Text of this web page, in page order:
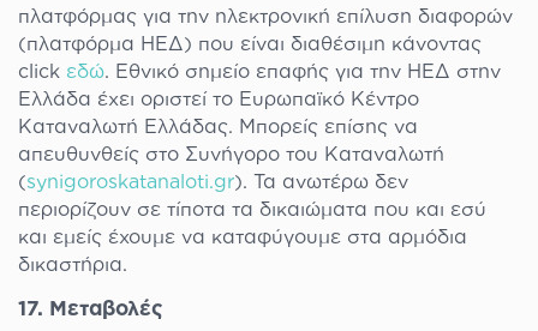
πλατφόρμας για την ηλεκτρονική επίλυση διαφορών
(πλατφόρμα ΗΕΔ) που είναι διαθέσιμη κάνοντας
click εδώ. Εθνικό σημείο επαφής για την ΗΕΔ στην
Ελλάδα έχει οριστεί το Ευρωπαϊκό Κέντρο
Καταναλωτή Ελλάδας. Μπορείς επίσης να
απευθυνθείς στο Συνήγορο του Καταναλωτή
(synigoroskatanaloti.gr). Τα ανωτέρω δεν
περιορίζουν σε τίποτα τα δικαιώματα που και εσύ
και εμείς έχουμε να καταφύγουμε στα αρμόδια
δικαστήρια.
17. Μεταβολές